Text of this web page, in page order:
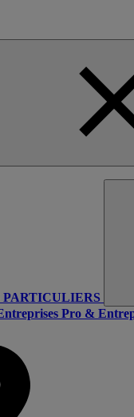
PARTICULIERS
Pro &